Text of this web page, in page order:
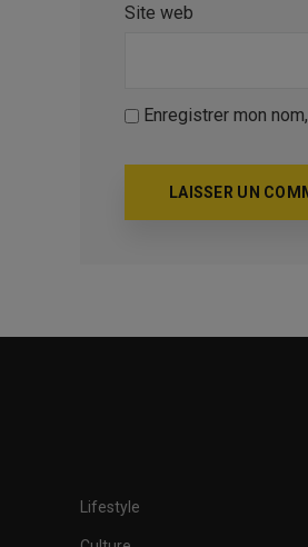
Site web
Enregistrer mon
Lifestyle